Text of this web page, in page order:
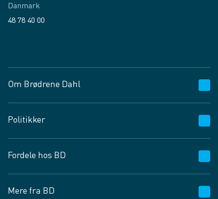
Danmark
48 78 40 00
Om Brødrene Dahl
Vagttelefon 30 10 89 89
Spørgsmål og svar
Job og karriere
Fødevarekontrolrapport
Politikker
Privatlivspolitik
Cookies
Vilkår og betingelser
Fordele hos BD
BD app
Mere fra BD